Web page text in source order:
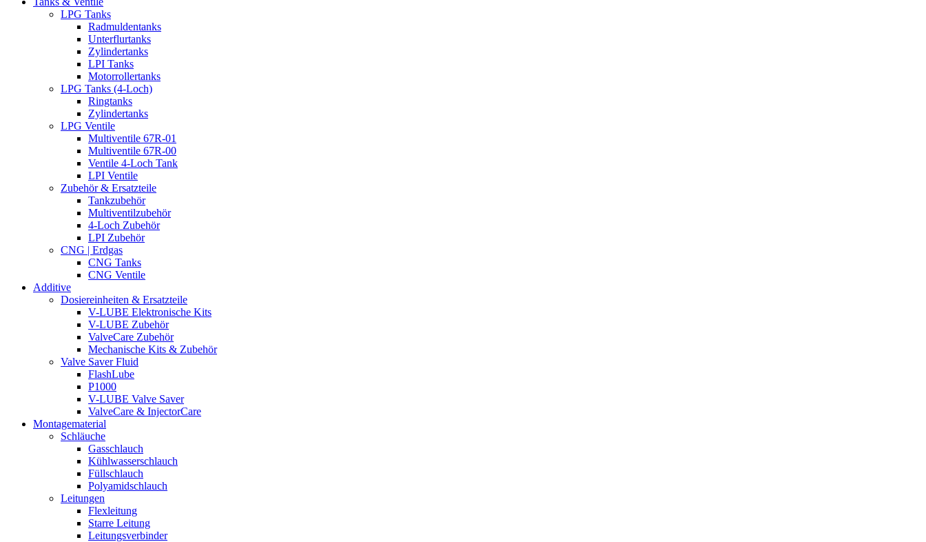
LPG Tanks
Radmuldentanks
Unterflurtanks
Zylindertanks
LPI Tanks
Motorrollertanks
LPG Tanks (4-Loch)
Ringtanks
Zylindertanks
LPG Ventile
Multiventile 67R-01
Multiventile 67R-00
Ventile 4-Loch Tank
LPI Ventile
Zubehör & Ersatzteile
Tankzubehör
Multiventilzubehör
4-Loch Zubehör
LPI Zubehör
CNG | Erdgas
CNG Tanks
CNG Ventile
Additive
Dosiereinheiten & Ersatzteile
V-LUBE Elektronische Kits
V-LUBE Zubehör
ValveCare Zubehör
Mechanische Kits & Zubehör
Valve Saver Fluid
FlashLube
P1000
V-LUBE Valve Saver
ValveCare & InjectorCare
Montagematerial
Schläuche
Gasschlauch
Kühlwasserschlauch
Füllschlauch
Polyamidschlauch
Leitungen
Flexleitung
Starre Leitung
Leitungsverbinder